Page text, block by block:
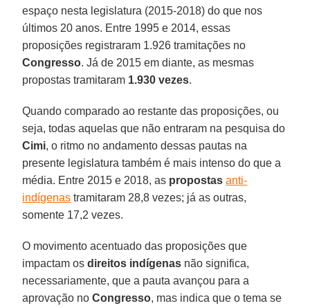
espaço nesta legislatura (2015-2018) do que nos
últimos 20 anos. Entre 1995 e 2014, essas
proposições registraram 1.926 tramitações no
Congresso. Já de 2015 em diante, as mesmas
propostas tramitaram 1.930 vezes.
Quando comparado ao restante das proposições, ou
seja, todas aquelas que não entraram na pesquisa do
Cimi, o ritmo no andamento dessas pautas na
presente legislatura também é mais intenso do que a
média. Entre 2015 e 2018, as propostasanti-
indígenas tramitaram 28,8 vezes; já as outras,
somente 17,2 vezes.
O movimento acentuado das proposições que
impactam osdireitos indígenas não significa,
necessariamente, que a pauta avançou para a
aprovação noCongresso, mas indica que o tema se